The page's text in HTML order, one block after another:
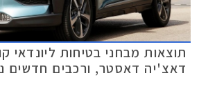
תוצאות מבחני בטיחות ליונדאי
דאצ'יה דאסטר, ורכבים חדשים